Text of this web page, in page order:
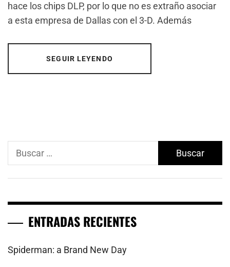
hace los chips DLP, por lo que no es extraño asociar
a esta empresa de Dallas con el 3-D. Además
SEGUIR LEYENDO
Buscar:
ENTRADAS RECIENTES
Spiderman: a Brand New Day